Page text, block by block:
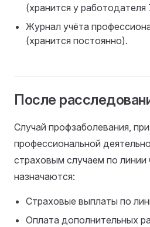
(хранится у работодателя
Журнал учёта
(хранится постоянно).
После
Случай профзаболевания,
профессиональной
страховым случаем по
назначаются:
Страховые выплаты по
Оплата дополнительных